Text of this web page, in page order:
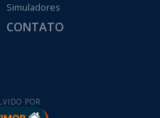
Simuladores
CONTATO
POR